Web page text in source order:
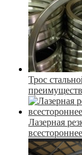
Трос
Лазерная